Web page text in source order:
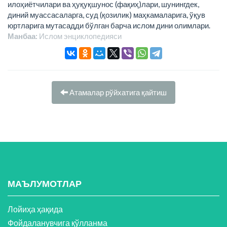
илоҳиётчилари ва ҳуқуқшунос (фақиҳ)лари, шунингдек,
диний муассасаларга, суд (қозилик) маҳкамаларига, ўқув
юртларига мутасадди бўлган барча ислом дини олимлари.
Манбаа: Ислом энциклопeдияси
Атамалар рўйхатига қайтиш
МАЪЛУМОТЛАР
Лойиҳа ҳақида
Фойдаланувчига қўлланма